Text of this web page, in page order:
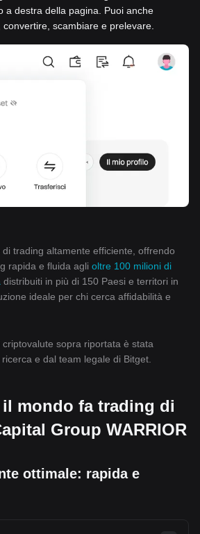
a destra della pagina. Puoi anche
scambiare e prelevare.
trading altamente efficiente, offrendo
rapida e fluida agli oltre 100 milioni di
distribuiti in più di 150 Paesi e territori in
ideale per chi cerca affidabilità e
sopra riportata è stata
e dal team legale di Bitget.
mondo fa trading di
Group WARRIOR
ottimale: rapida e